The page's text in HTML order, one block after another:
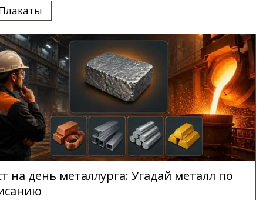
на день металлурга: Угадай металл по